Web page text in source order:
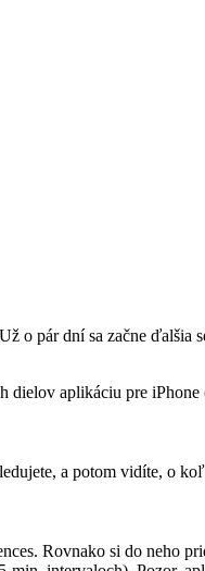
Už o pár dní sa začne ďalšia
dielov aplikáciu pre
a potom vidíte, o
Rovnako si do neho